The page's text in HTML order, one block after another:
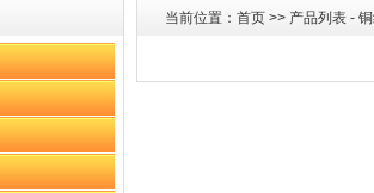
当前位置： 首页 >> 产品列表 -